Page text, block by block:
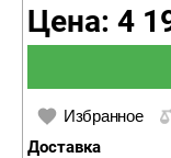
Цена: 4
Избранное
Доставка